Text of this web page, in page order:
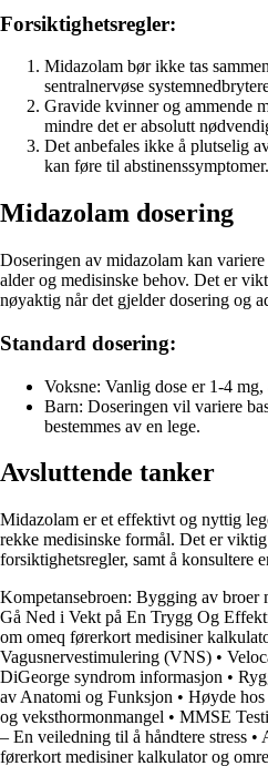
Forsiktighetsregler:
Midazolam bør ikke tas
sentralnervøse
Gravide kvinner og ammende
mindre det er absolutt
Det anbefales ikke å plutselig
kan føre til abstinenssymptomer.
Midazolam dosering
Doseringen av midazolam kan
alder og medisinske behov. Det er
nøyaktig når det gjelder dosering og
Standard dosering:
Voksne: Vanlig dose er 1-4
Barn: Doseringen vil variere
bestemmes av en lege.
Avsluttende tanker
Midazolam er et effektivt og nyttig
rekke medisinske formål. Det er
forsiktighetsregler, samt å konsultere
Kompetansebroen: Bygging av broer
Gå Ned i Vekt på En Trygg Og
om omeq førerkort medisiner
Vagusnervestimulering (VNS) •
DiGeorge syndrom informasjon •
av Anatomi og Funksjon • Høyde hos
og veksthormonmangel • MMSE
– En veiledning til å håndtere stress •
førerkort medisiner kalkulator og